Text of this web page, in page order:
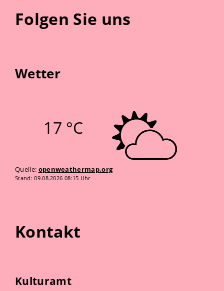
Folgen Sie uns
Wetter
17 °C
Quelle: openweathermap.org
Stand: 09.08.2026 08:15 Uhr
Kontakt
Kulturamt